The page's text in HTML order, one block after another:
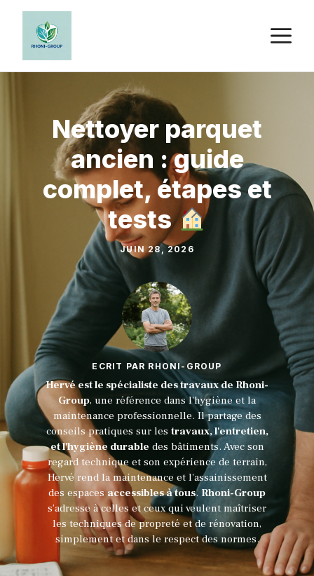
Aller
contenu
Nettoyer parquet
ancien : guide
complet, étapes et
tests
JUIN 28, 2026
ECRIT PAR RHONI-GROUP
Hervé est le spécialiste des travaux de Rhoni-
Group, une référence dans l'hygiène et la
maintenance professionnelle. Il partage des
conseils pratiques sur les travaux, l'entretien,
et l'hygiène durable des bâtiments. Avec son
regard technique et son expérience de terrain,
Hervé rend la maintenance et l'assainissement
des espacesaccessibles à tous. Rhoni-Group
s’adresse à celles et ceux qui veulent maîtriser
les techniques de propreté et de rénovation,
simplement et dans le respect des normes.